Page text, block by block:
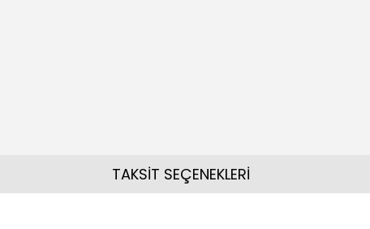
TAKSİT SEÇENEKLERİ